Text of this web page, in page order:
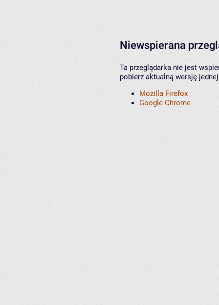
Niewspierana
Ta przeglądarka nie jest
pobierz aktualną wersję
Mozilla Firefox
Google Chrome